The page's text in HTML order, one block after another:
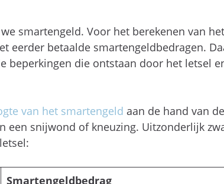
smartengeld. Voor het berekenen van het
eerder betaalde smartengeldbedragen.
beperkingen die ontstaan door het letsel
van het smartengeld aan de hand van
snijwond of kneuzing. Uitzonderlijk
Smartengeldbedrag